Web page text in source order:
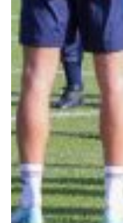
Summer Sale
Mare
Accessori
Party
Outlet
Helan x Genoa